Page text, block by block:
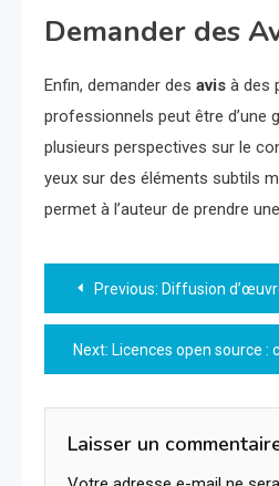
Demander des
Enfin, demander des avis à des
professionnels peut être d’une
plusieurs perspectives sur le
yeux sur des éléments subtils
permet à l’auteur de prendre
Navigation
de
l’article
Previous: Diffusion d’œuvres en ligne :
Next: Licences open source : comprendre
Laisser un